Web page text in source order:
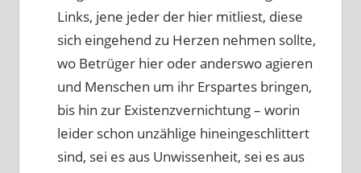
Links, jene jeder der hier mitliest, diese
sich eingehend zu Herzen nehmen sollte,
wo Betrüger hier oder anderswo agieren
und Menschen um ihr Erspartes bringen,
bis hin zur Existenzvernichtung – worin
leider schon unzählige hineingeschlittert
sind, sei es aus Unwissenheit, sei es aus